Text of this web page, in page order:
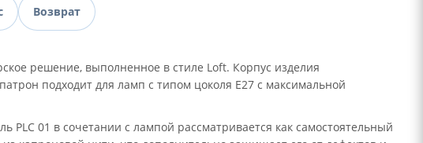
Возврат
решение, выполненное в стиле Loft. Корпус изделия
подходит для ламп с типом цоколя E27 с максимальной
01 в сочетании с лампой рассматривается как самостоятельный